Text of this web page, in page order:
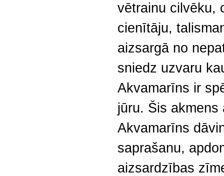
vētrainu cilvēku,
cienītāju,
aizsargā no
sniedz uzvaru
Akvamarīns ir
jūru. Šis akmens
Akvamarīns
saprašanu,
aizsardzības